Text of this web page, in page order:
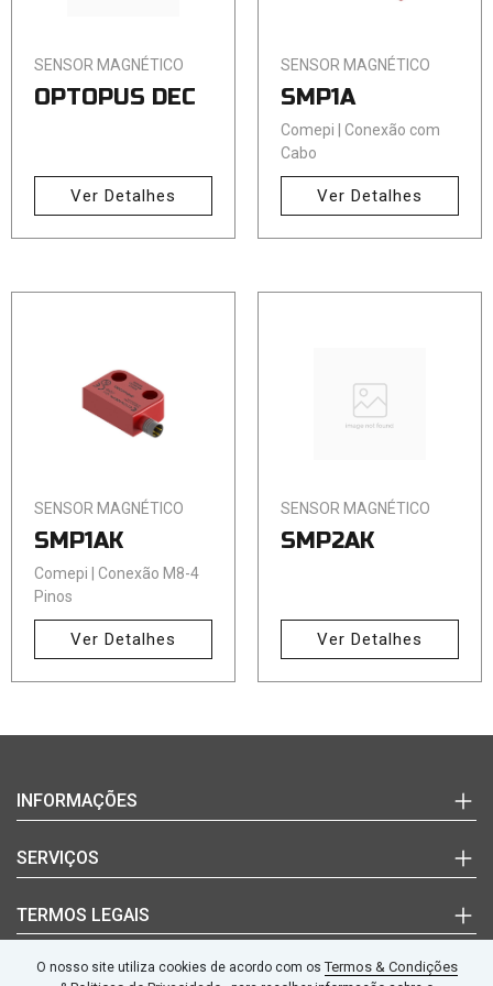
Login
(+351)
(chamada
para
rede
SENSOR MAGNÉTICO
OPTOPUS DEC
Ver Detalhes
SENSOR MAGNÉTICO
SMP1A
Comepi | Conexão com
Cabo
Ver Detalhes
SENSOR MAGNÉTICO
SMP1AK
Comepi | Conexão M8-4
Pinos
Ver Detalhes
SENSOR MAGNÉTICO
SMP2AK
Ver Detalhes
O nosso site utiliza cookies de acordo com osTermos & Condições
INFORMAÇÕES
Marcas
Documentos Técnicos
Notícias
Blog
SERVIÇOS
Quem Somos
Contactos
TERMOS LEGAIS
Termos e Condições
SEGUE-NOS